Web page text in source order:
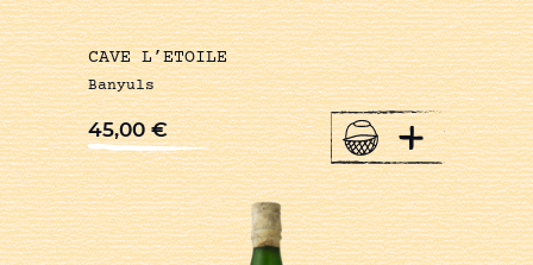
CAVE L’ETOILE
Banyuls
45,00€ +